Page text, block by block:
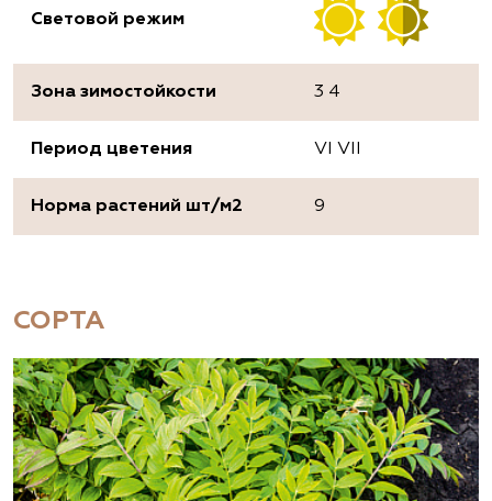
Световой режим
Зона зимостойкости 3 4
Период цветения VI VII
Норма растений шт/м2 9
СОРТА